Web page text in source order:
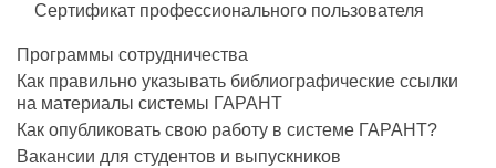
Сертификат профессионального пользователя
Программы сотрудничества
Как правильно указывать библиографические ссылки
на материалы системы ГАРАНТ
Как опубликовать свою работу в системе ГАРАНТ?
Вакансии для студентов и выпускников